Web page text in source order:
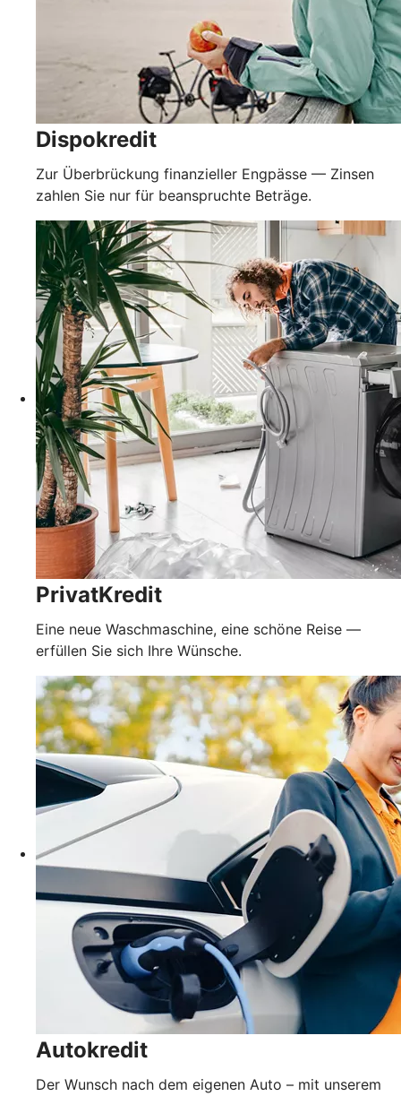
Dispokredit
Zur Überbrückung finanzieller Engpässe — Zinsen
zahlen Sie nur für beanspruchte Beträge.
PrivatKredit
Eine neue Waschmaschine, eine schöne Reise —
erfüllen Sie sich Ihre Wünsche.
Autokredit
Der Wunsch nach dem eigenen Auto – mit unserem